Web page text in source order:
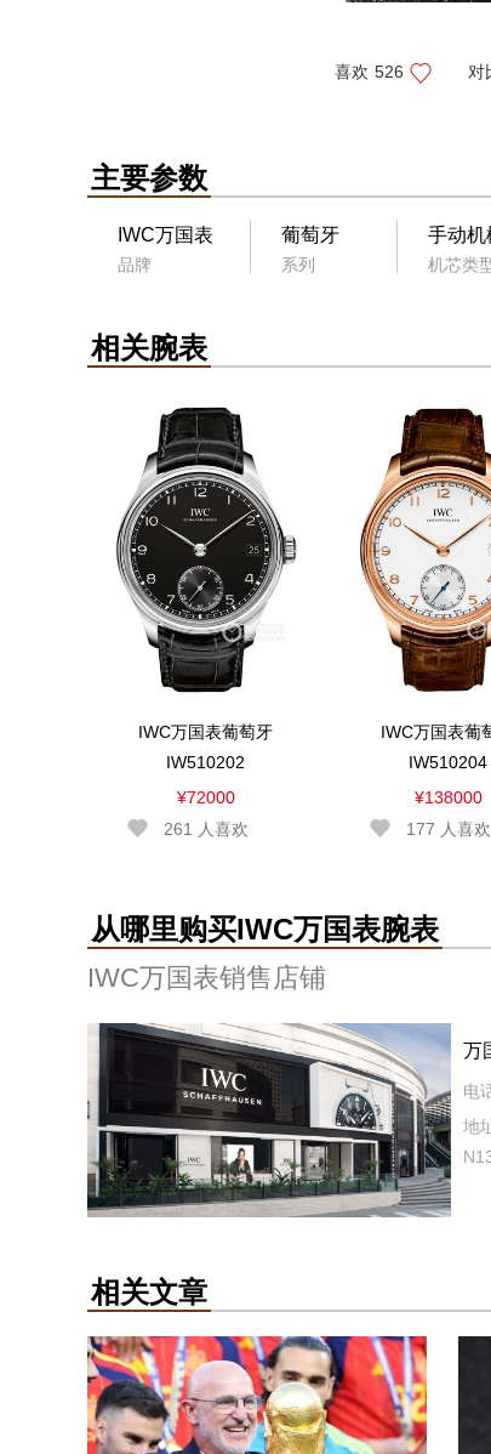
喜欢 526 对
主要参数
IWC万国表
品牌
葡萄牙
系列
手动机
机芯类
相关腕表
IWC万国表葡萄牙
IW510202
¥72000
261
人喜欢
IWC万国表葡
IW510204
¥138000
177 人喜欢
从哪里购买IWC万国表腕表
IWC万国表销售店铺
万
电
地
相关文章